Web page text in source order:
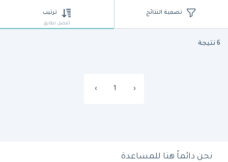
تصفية النتائج ترتيب
أفضل تطابق
6 نتيجة
‹
1
›
نحن دائماً هنا للمساعدة